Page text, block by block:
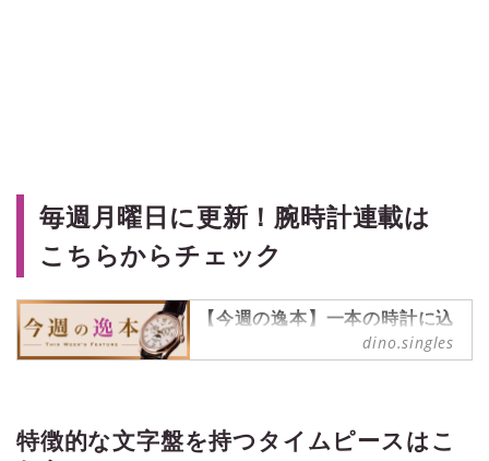
毎週月曜日に更新！腕時計連載は
こちらからチェック
【今週の逸本】一本の時計に込
められた魅力を、丁寧に読み解
く連載
を深掘り。デザインや構造、ディテ
ールの魅力に加え、スタッフのリア
dino.singles
特徴的な文字盤を持つタイムピースはこ